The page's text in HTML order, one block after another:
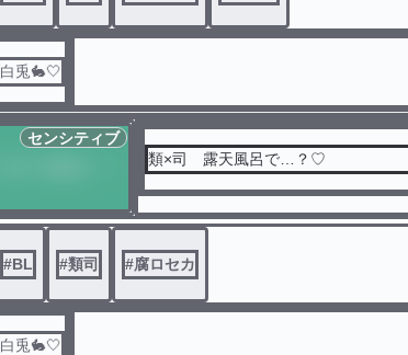
白兎🐇🤍
センシティブ
類×司 露天風呂で…？♡
#BL #類司 #腐ロセカ
白兎🐇🤍